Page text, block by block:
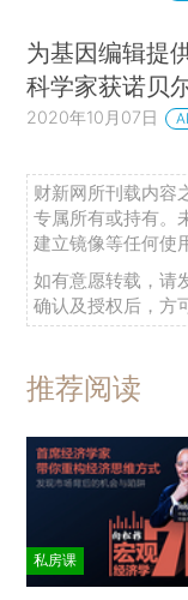
为基因编辑提
科学家获诺贝
2020年10月07日
财新网所刊载内容
专属所有或持有。
建立镜像等任何使
如有意愿转载，请
确认及授权后，方
推荐阅读
私房课